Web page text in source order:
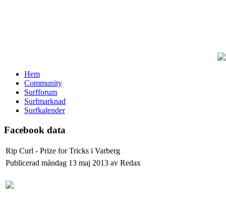
Hem
Community
Surfforum
Surfmarknad
Surfkalender
Facebook data
Rip Curl - Prize for Tricks i Varberg
Publicerad måndag 13 maj 2013 av Redax